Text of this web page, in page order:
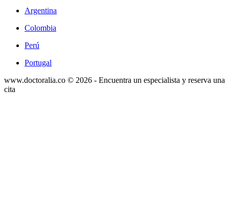
Argentina
Colombia
Perú
Portugal
www.doctoralia.co © 2026 - Encuentra un especialista y reserva una
cita